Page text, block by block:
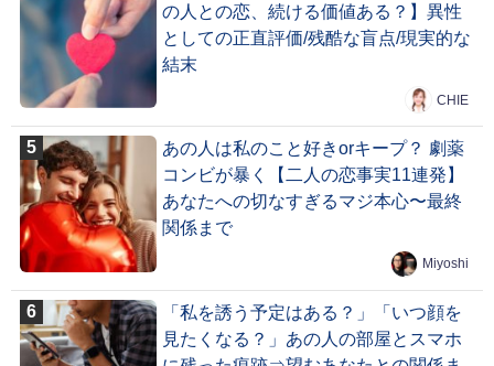
の人との恋、続ける価値ある？】異性
としての正直評価/残酷な盲点/現実的な
結末
CHIE
あの人は私のこと好きorキープ？ 劇薬
コンビが暴く【二人の恋事実11連発】
あなたへの切なすぎるマジ本心〜最終
関係まで
Miyoshi
「私を誘う予定はある？」「いつ顔を
見たくなる？」あの人の部屋とスマホ